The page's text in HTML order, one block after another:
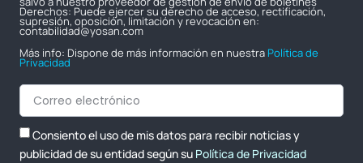
Derechos: Puede ejercer su derecho de acceso, rectificación,
supresión, oposición, limitación y revocación en:
contabilidad@yosan.com
Más info: Dispone de más información en nuestra Política de
Privacidad
Consiento el uso de mis datos para recibir noticias y
publicidad de su entidad según su Política de Privacidad